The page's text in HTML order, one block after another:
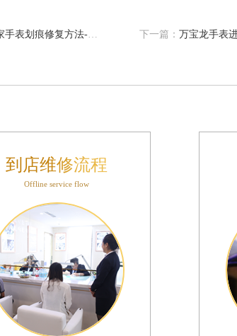
）23层2326室（需提前预约）
修复方法--豪门世家手表划痕修复全攻略 下一篇： 万宝龙手表进水了保养--
到店维修流程
Offline service flow